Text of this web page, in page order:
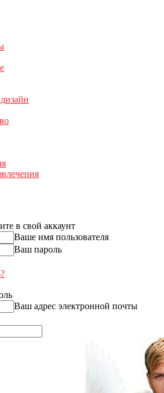
в свой аккаунт
Ваше имя пользователя
Ваш пароль
Ваш адрес электронной почты